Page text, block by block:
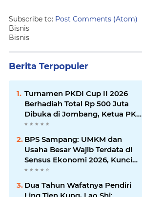
Subscribe to: Post Comments (Atom)
Bisnis
Bisnis
Berita Terpopuler
Turnamen PKDI Cup II 2026
Berhadiah Total Rp 500 Juta
Dibuka di Jombang, Ketua PKDI
Jatim Syaifullah Mahdi: Ajang
Komunikasi Antar-Kades untuk
Memajukan Desa
BPS Sampang: UMKM dan
Usaha Besar Wajib Terdata di
Sensus Ekonomi 2026, Kunci
Kebijakan Tepat Sasaran
Dua Tahun Wafatnya Pendiri